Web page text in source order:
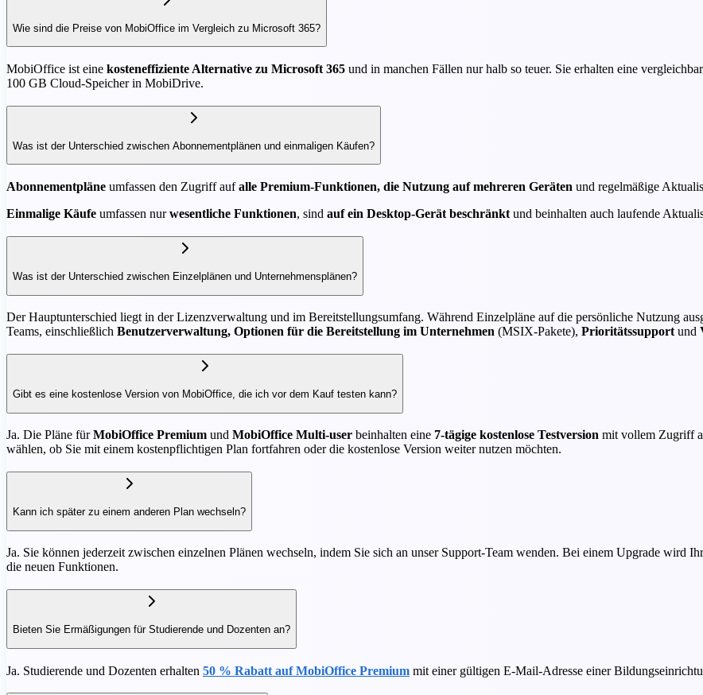
Wie sind die Preise von MobiOffice im Vergleich zu Microsoft 365?
MobiOffice ist eine kosteneffiziente Alternative zu Microsoft 365 und in manchen Fällen nur halb so teuer. Sie erhalten eine
100 GB Cloud-Speicher in MobiDrive.
Was ist der Unterschied zwischen Abonnementplänen und einmaligen Käufen?
Abonnementpläne umfassen den Zugriff aufalle Premium-Funktionen, die Nutzung auf mehreren Geräten und regelmäßige
Einmalige Käufe umfassen nurwesentliche Funktionen, sind auf ein Desktop-Gerät beschränkt und beinhalten auch laufende
Was ist der Unterschied zwischen Einzelplänen und Unternehmensplänen?
Der Hauptunterschied liegt in der Lizenzverwaltung und im Bereitstellungsumfang. Während Einzelpläne auf die persönliche Nutzung
Teams, einschließlich Benutzerverwaltung, Optionen für die Bereitstellung im Unternehmen (MSIX-Pakete), Prioritätssupport und
Gibt es eine kostenlose Version von MobiOffice, die ich vor dem Kauf testen kann?
Ja. Die Pläne fürMobiOffice Premium und MobiOffice Multi-user beinhalten eine 7-tägige kostenlose Testversion mit vollem Zugriff
wählen, ob Sie mit einem kostenpflichtigen Plan fortfahren oder die kostenlose Version weiter nutzen möchten.
Kann ich später zu einem anderen Plan wechseln?
Ja. Sie können jederzeit zwischen einzelnen Plänen wechseln, indem Sie sich an unser Support-Team wenden. Bei einem Upgrade wird
die neuen Funktionen.
Bieten Sie Ermäßigungen für Studierende und Dozenten an?
Ja. Studierende und Dozenten erhalten 50 % Rabatt auf MobiOffice Premium mit einer gültigen E-Mail-Adresse einer